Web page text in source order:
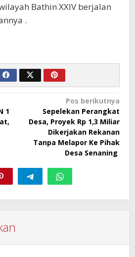
Bathin XXIV berjalan
.
1
Pos berikutnya
Sepelekan Perangkat
Desa, Proyek Rp 1,3 Miliar
Dikerjakan Rekanan
Tanpa Melapor Ke Pihak
Desa Senaning